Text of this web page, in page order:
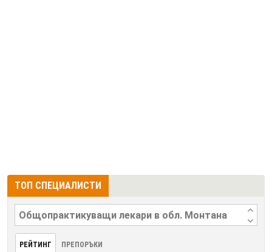
ТОП СПЕЦИАЛИСТИ
РЕЙТИНГ ПРЕПОРЪКИ